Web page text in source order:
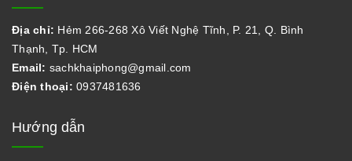
Địa chỉ: Hẻm 266-268 Xô Viết Nghệ Tĩnh, P. 21, Q. Bình
Thạnh, Tp. HCM
Email: sachkhaiphong@gmail.com
Điện thoại: 0937481636
Hướng dẫn